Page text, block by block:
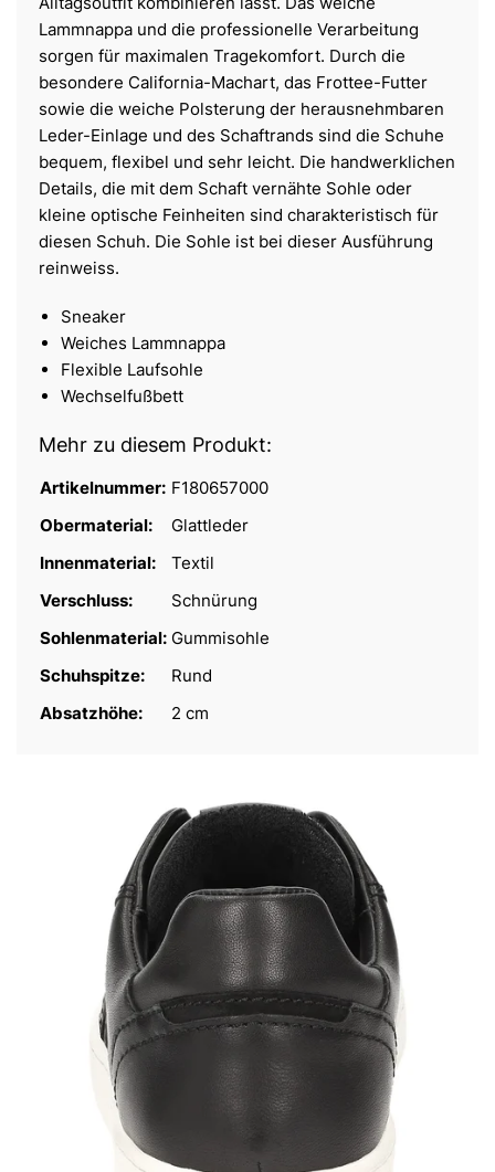
Lammnappa und die professionelle Verarbeitung
sorgen für maximalen Tragekomfort. Durch die
besondere California-Machart, das Frottee-Futter
sowie die weiche Polsterung der herausnehmbaren
Leder-Einlage und des Schaftrands sind die Schuhe
bequem, flexibel und sehr leicht. Die handwerklichen
Details, die mit dem Schaft vernähte Sohle oder
kleine optische Feinheiten sind charakteristisch für
diesen Schuh. Die Sohle ist bei dieser Ausführung
reinweiss.
Sneaker
Weiches Lammnappa
Flexible Laufsohle
Wechselfußbett
Mehr zu diesem Produkt:
Artikelnummer: F180657000
Obermaterial:
Glattleder
Innenmaterial:
Textil
Verschluss:
Schnürung
Sohlenmaterial: Gummisohle
Schuhspitze:
Rund
Absatzhöhe:
2 cm